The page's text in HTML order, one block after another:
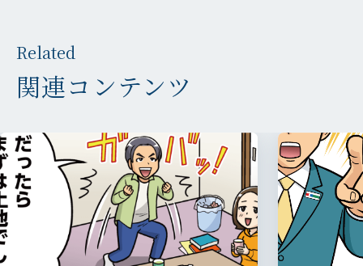
Related
関連コンテンツ